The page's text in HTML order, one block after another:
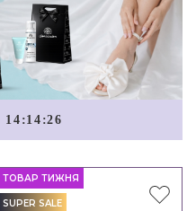
14 :14 :26
ТОВАР ТИЖНЯ
SUPER SALE